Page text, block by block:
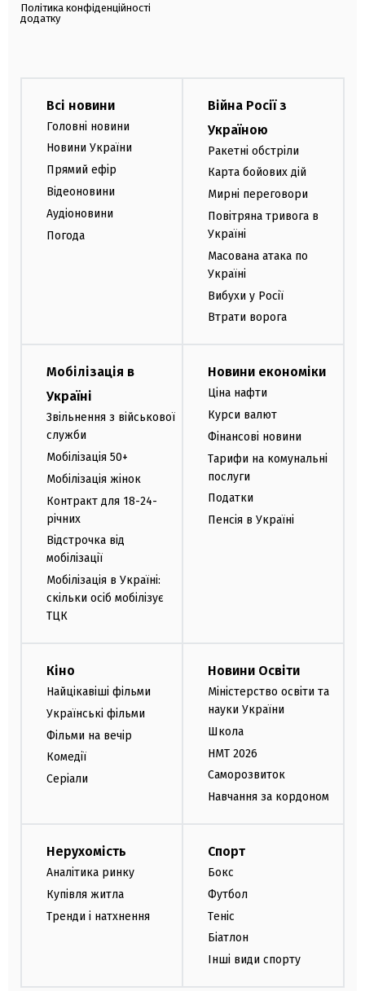
Політика конфіденційності
додатку
Всі новини
Головні новини
Новини України
Прямий ефір
Відеоновини
Аудіоновини
Погода
Війна Росії з
Україною
Ракетні обстріли
Карта бойових дій
Мирні переговори
Повітряна тривога в
Україні
Масована атака по
Україні
Вибухи у Росії
Втрати ворога
Мобілізація в
Україні
Звільнення з військової
служби
Мобілізація 50+
Мобілізація жінок
Контракт для 18-24-
річних
Відстрочка від
мобілізації
Мобілізація в Україні:
скільки осіб мобілізує
ТЦК
Новини економіки
Ціна нафти
Курси валют
Фінансові новини
Тарифи на комунальні
послуги
Податки
Пенсія в Україні
Кіно
Найцікавіші фільми
Українські фільми
Фільми на вечір
Комедії
Серіали
Новини Освіти
Міністерство освіти та
науки України
Школа
НМТ 2026
Саморозвиток
Навчання за кордоном
Нерухомість
Аналітика ринку
Купівля житла
Тренди і натхнення
Спорт
Бокс
Футбол
Теніс
Біатлон
Інші види спорту